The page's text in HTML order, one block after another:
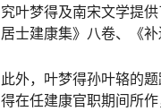
究叶梦得及南宋文学提
居士建康集》八卷、《
此外，叶梦得孙叶辂的
得在任建康官职期间所